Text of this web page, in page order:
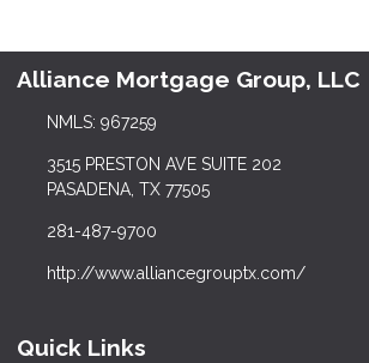
Alliance Mortgage Group, LLC
NMLS: 967259
3515 PRESTON AVE SUITE 202
PASADENA, TX 77505
281-487-9700
http://www.alliancegrouptx.com/
Quick Links